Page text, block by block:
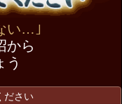
い…｣
から
う
ださい